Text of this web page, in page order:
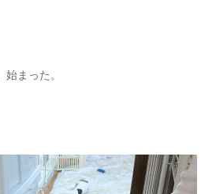
まった。